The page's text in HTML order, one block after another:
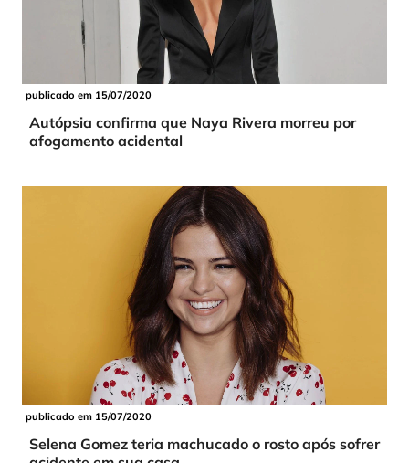
publicado em 15/07/2020
Autópsia confirma que Naya Rivera morreu por
afogamento acidental
publicado em 15/07/2020
Selena Gomez teria machucado o rosto após sofrer